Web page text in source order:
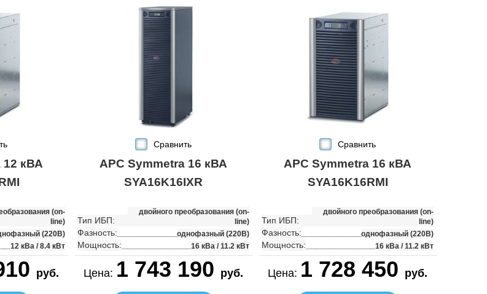
12 кВА
(on-
line)
(220В)
12 кВа / 8.4 кВт
руб.
Сравнить
APC Symmetra 16 кВА
SYA16K16IXR
Тип ИБП:
двойного преобразования (on-
line)
Фазность: однофазный (220В)
Мощность: 16 кВа / 11.2 кВт
Цена: 1 743 190 руб.
Сравнить
APC Symmetra 16 кВА
SYA16K16RMI
Тип ИБП:
двойного преобразования (on-
line)
Фазность: однофазный (220В)
Мощность: 16 кВа / 11.2 кВт
Цена: 1 728 450 руб.